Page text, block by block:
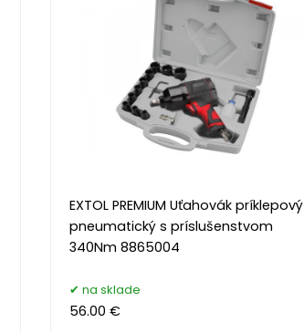
EXTOL PREMIUM Uťahovák príklepový
pneumatický s príslušenstvom
340Nm 8865004
na sklade
56.00 €